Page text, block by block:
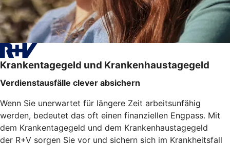
Krankentagegeld und Krankenhaustagegeld
Verdienstausfälle clever absichern
Wenn Sie unerwartet für längere Zeit arbeitsunfähig
werden, bedeutet das oft einen finanziellen Engpass. Mit
dem Krankentagegeld und dem Krankenhaustagegeld
der R+V sorgen Sie vor und sichern sich im Krankheitsfall